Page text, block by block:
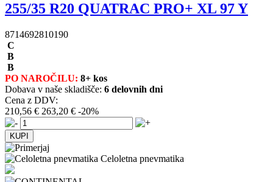
255/35 R20 QUATRAC PRO+ XL 97 Y
8714692810190
C
B
B
PO NAROČILU: 8+ kos
Dobava v naše skladišče: 6 delovnih dni
Cena z DDV:
210,56 € 263,20 € -20%
Celoletna pnevmatika